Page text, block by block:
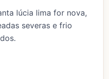
lúcia lima for nova,
severas e frio